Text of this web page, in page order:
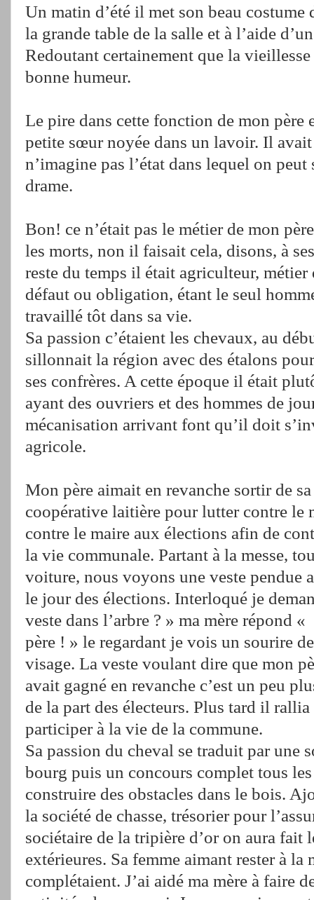
Un matin d’été il met son beau costume
la grande table de la salle et à l’aide
Redoutant certainement que la vieillesse
bonne humeur.
Le pire dans cette fonction de mon père
petite sœur noyée dans un lavoir. Il
n’imagine pas l’état dans lequel on
drame.
Bon! ce n’était pas le métier de mon
les morts, non il faisait cela, disons, à
reste du temps il était agriculteur,
défaut ou obligation, étant le seul
travaillé tôt dans sa vie.
Sa passion c’étaient les chevaux, au
sillonnait la région avec des étalons
ses confrères. A cette époque il était
ayant des ouvriers et des hommes de
mécanisation arrivant font qu’il doit
agricole.
Mon père aimait en revanche sortir de
coopérative laitière pour lutter contre le
contre le maire aux élections afin de
la vie communale. Partant à la messe,
voiture, nous voyons une veste pendue
le jour des élections. Interloqué je
veste dans l’arbre ? » ma mère répond
père ! » le regardant je vois un sourire
visage. La veste voulant dire que mon
avait gagné en revanche c’est un peu
de la part des électeurs. Plus tard il
participer à la vie de la commune.
Sa passion du cheval se traduit par une
bourg puis un concours complet tous les
construire des obstacles dans le bois.
la société de chasse, trésorier pour
sociétaire de la tripière d’or on aura fait
extérieures. Sa femme aimant rester à la
complétaient. J’ai aidé ma mère à faire